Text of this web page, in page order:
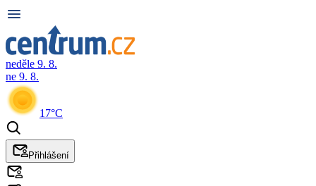
neděle 9. 8.
ne 9. 8.
17°C
Přihlášení